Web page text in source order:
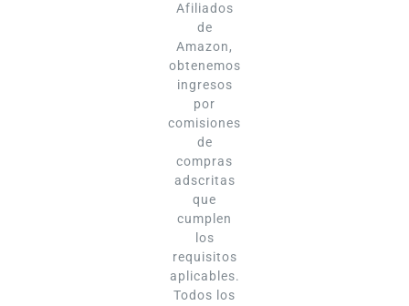
Afiliados
de
Amazon,
obtenemos
ingresos
por
comisiones
de
compras
adscritas
que
cumplen
los
requisitos
aplicables.
Todos los